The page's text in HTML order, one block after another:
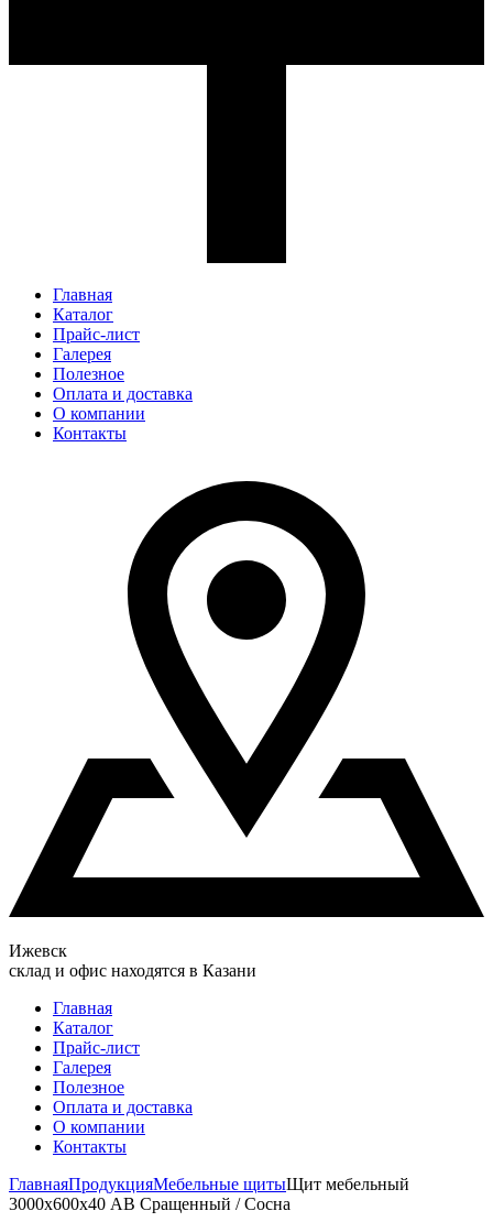
Главная
Каталог
Прайс-лист
Галерея
Полезное
Оплата и доставка
О компании
Контакты
Ижевск
склад и офис находятся в Казани
Главная
Каталог
Прайс-лист
Галерея
Полезное
Оплата и доставка
О компании
Контакты
ГлавнаяПродукцияМебельные щитыЩит мебельный
3000х600х40 АВ Сращенный / Сосна